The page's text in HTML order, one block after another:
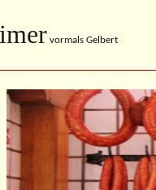
vormals Gelbert